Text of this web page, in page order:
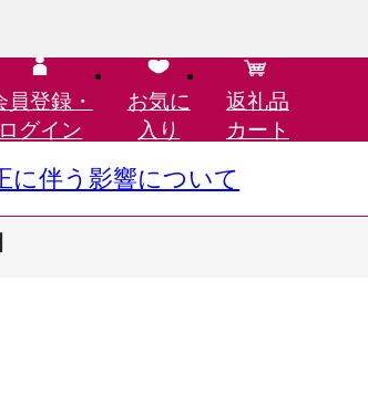
員登録・
ログイン
お気に
入り
返礼品
カート
に伴う影響について